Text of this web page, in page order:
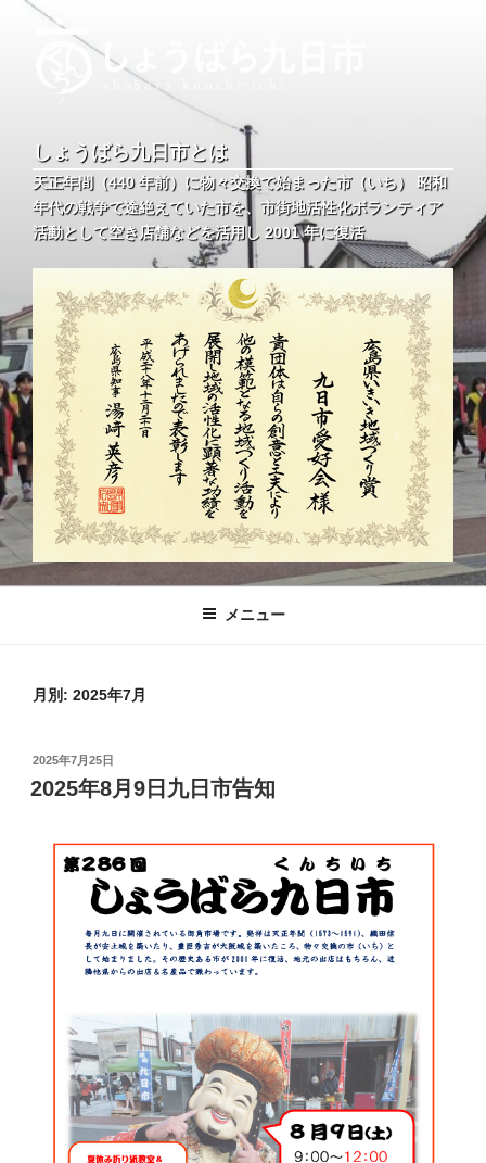
しょうばら九日市
しょうばら九日市公式ホームページ
しょうばら九日市とは
天正年間（440 年前）に物々交換で始まった市（いち） 昭和
年代の戦争で途絶えていた市を、市街地活性化ボランティア
活動として空き店舗などを活用し 2001 年に復活
メニュー
月別: 2025年7月
投
稿
日:
2025年7月25日
2025年8月9日九日市告知